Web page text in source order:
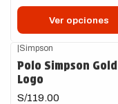
Ver opciones
|Simpson
Polo Simpson Gold
Logo
S/119.00